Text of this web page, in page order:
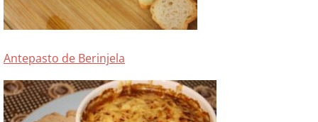
Antepasto de Berinjela